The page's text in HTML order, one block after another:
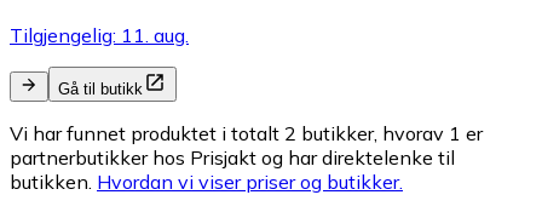
Tilgjengelig: 11. aug.
Gå til butikk
Vi har funnet produktet i totalt 2 butikker, hvorav 1 er
partnerbutikker hos Prisjakt og har direktelenke til
butikken. Hvordan vi viser priser og butikker.